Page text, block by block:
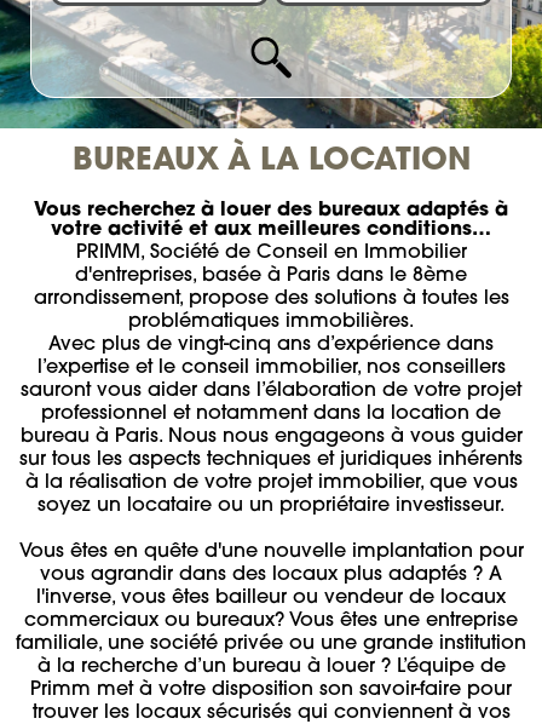
BUREAUX À LA LOCATION
Vous recherchez à louer des bureaux adaptés à
votre activité et aux meilleures conditions…
PRIMM, Société de Conseil en Immobilier
d'entreprises, basée à Paris dans le 8ème
arrondissement, propose des solutions à toutes les
problématiques immobilières.
Avec plus de vingt-cinq ans d’expérience dans
l’expertise et le conseil immobilier, nos conseillers
sauront vous aider dans l’élaboration de votre projet
professionnel et notamment dans la location de
bureau à Paris. Nous nous engageons à vous guider
sur tous les aspects techniques et juridiques inhérents
à la réalisation de votre projet immobilier, que vous
soyez un locataire ou un propriétaire investisseur.
Vous êtes en quête d'une nouvelle implantation pour
vous agrandir dans des locaux plus adaptés ? A
l'inverse, vous êtes bailleur ou vendeur de locaux
commerciaux ou bureaux? Vous êtes une entreprise
familiale, une société privée ou une grande institution
à la recherche d’un bureau à louer ? L’équipe de
Primm met à votre disposition son savoir-faire pour
trouver les locaux sécurisés qui conviennent à vos